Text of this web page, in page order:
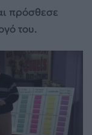
πρόσθεσε
του.